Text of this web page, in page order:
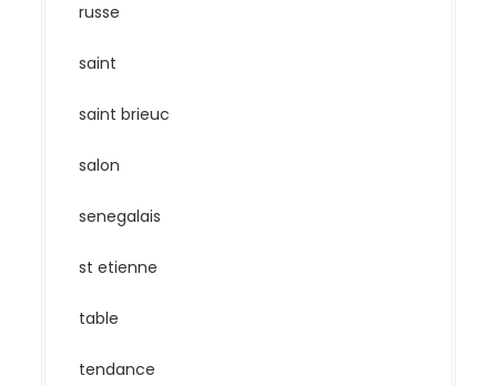
russe
saint
saint brieuc
salon
senegalais
st etienne
table
tendance